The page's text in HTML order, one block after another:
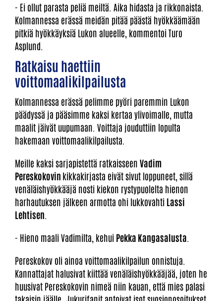
- Ei ollut parasta peliä meiltä. Aika hidasta ja rikkonaista.
Kolmannessa erässä meidän pitää päästä hyökkäämään
pitkiä hyökkäyksiä Lukon alueelle, kommentoi Turo
Asplund.
Ratkaisu haettiin
voittomaalikilpailusta
Kolmannessa erässä pelimme pyöri paremmin Lukon
päädyssä ja pääsimme kaksi kertaa ylivoimalle, mutta
maalit jäivät uupumaan. Voittaja jouduttiin lopulta
hakemaan voittomaalikilpailusta.
Meille kaksi sarjapistettä ratkaisseen Vadim
Pereskokovin kikkakirjasta eivät sivut loppuneet, sillä
venäläishyökkääjä nosti kiekon rystypuolelta hienon
harhautuksen jälkeen armotta ohi lukkovahti Lassi
Lehtisen
- Hieno maali Vadimilta, kehui Pekka Kangasalusta
Pereskokov oli ainoa voittomaalikilpailun onnistuja.
Kannattajat halusivat kiittää venäläishyökkääjää, joten he
huusivat Pereskokovin nimeä niin kauan, että mies palasi